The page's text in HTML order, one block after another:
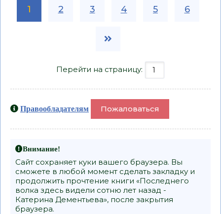
1 2 3 4 5 6
Перейти на страницу:
Правообладателям Пожаловаться
Внимание!
Сайт сохраняет куки вашего браузера. Вы
сможете в любой момент сделать закладку и
продолжить прочтение книги «Последнего
волка здесь видели сотню лет назад -
Катерина Дементьева», после закрытия
браузера.